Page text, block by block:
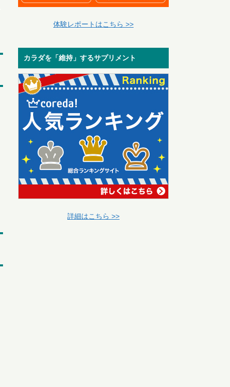
体験レポートはこちら >>
カラダを「維持」するサプリメント
詳細はこちら >>